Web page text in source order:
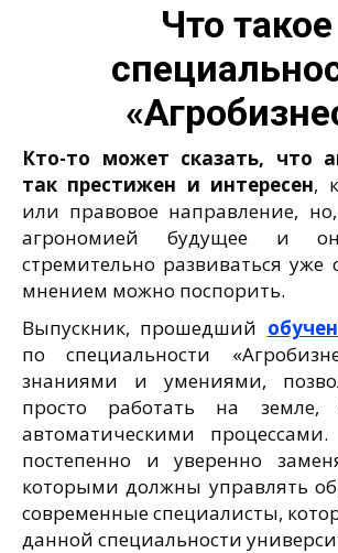
Что такое
Кто-то может сказать, что
так престижен и интересен,
или правовое направление,
агрономией будущее и
стремительно развиваться уже
мнением можно поспорить.
Выпускник, прошедший
по специальности
знаниями и умениями,
просто работать на земле,
автоматическими
постепенно и уверенно
которыми должны управлять
современные специалисты,
данной специальности